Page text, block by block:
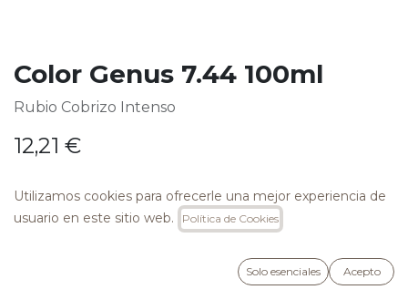
Color Genus 7.44 100ml
Rubio Cobrizo Intenso
12,21 €
AÑADIR A LA CESTA
Utilizamos cookies para ofrecerle una mejor experiencia de
usuario en este sitio web.
Política de Cookies
Solo esenciales Acepto